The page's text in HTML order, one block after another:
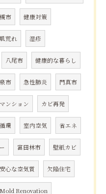
市 健康対策
肌荒れ 湿疹
八尾市 健康的な暮らし
市 急性肺炎 門真市
ンション カビ再発
環 室内空気 省エネ
富田林市 壁紙カビ
安心な空気質 欠陥住宅
Mold Renovation